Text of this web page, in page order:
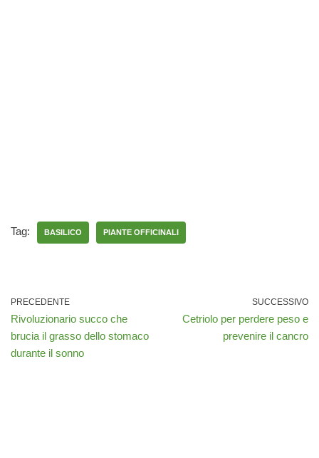
Tag: BASILICO PIANTE OFFICINALI
PRECEDENTE
Rivoluzionario succo che
brucia il grasso dello stomaco
durante il sonno
SUCCESSIVO
Cetriolo per perdere peso e
prevenire il cancro